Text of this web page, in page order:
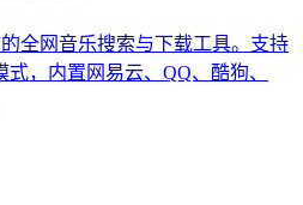
全网音乐搜索与下载工具。支持
，内置网易云、QQ、酷狗、